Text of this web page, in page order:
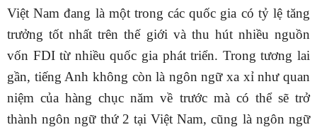
Việt Nam đang là một trong các quốc gia có tỷ lệ tăng
trưởng tốt nhất trên thế giới và thu hút nhiều nguồn
vốn FDI từ nhiều quốc gia phát triển. Trong tương lai
gần, tiếng Anh không còn là ngôn ngữ xa xỉ như quan
niệm của hàng chục năm về trước mà có thể sẽ trở
thành ngôn ngữ thứ 2 tại Việt Nam, cũng là ngôn ngữ